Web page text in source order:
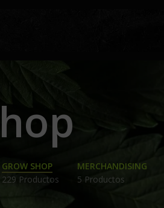
GROW SHOP
229 Productos
MERCHANDISING
5 Productos